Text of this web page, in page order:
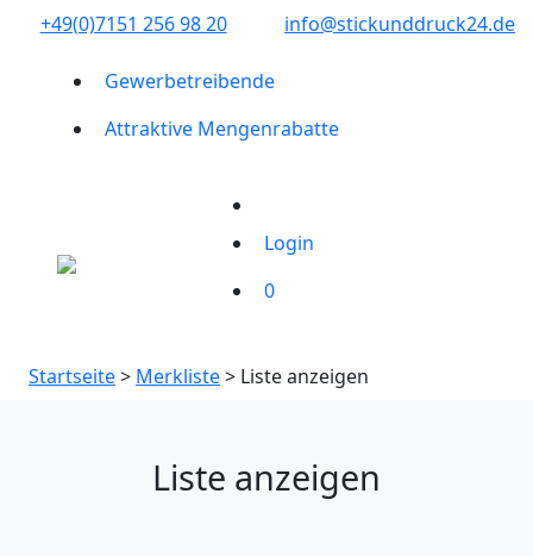
+49(0)7151 256 98 20‬ info@stickunddruck24.de
Gewerbetreibende
Attraktive Mengenrabatte
Login
0
Startseite> Merkliste> Liste anzeigen
Liste anzeigen